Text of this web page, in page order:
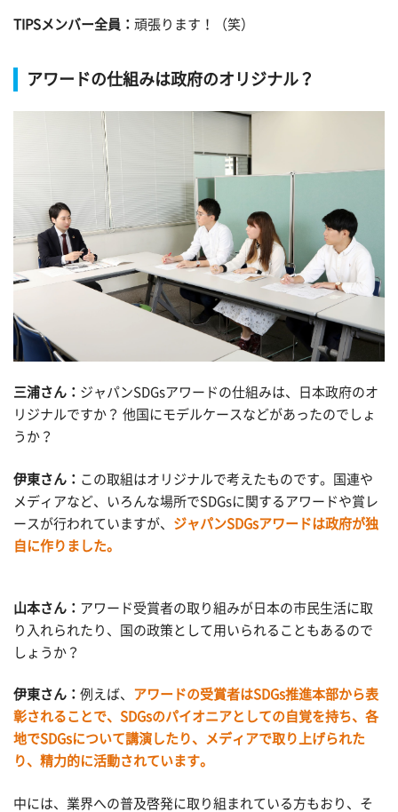
TIPSメンバー全員： 頑張ります！（笑）
アワードの仕組みは政府のオリジナル？
三浦さん： ジャパンSDGsアワードの仕組みは、日本政府のオ
リジナルですか？ 他国にモデルケースなどがあったのでしょ
うか？
伊東さん： この取組はオリジナルで考えたものです。国連や
メディアなど、いろんな場所でSDGsに関するアワードや賞レ
ースが行われていますが、 ジャパンSDGsアワードは政府が独
自に作りました。
山本さん： アワード受賞者の取り組みが日本の市民生活に取
り入れられたり、国の政策として用いられることもあるので
しょうか？
伊東さん： 例えば、 アワードの受賞者はSDGs推進本部から表
彰されることで、SDGsのパイオニアとしての自覚を持ち、各
地でSDGsについて講演したり、メディアで取り上げられた
り、精力的に活動されています。
中には、業界への普及啓発に取り組まれている方もおり、そ